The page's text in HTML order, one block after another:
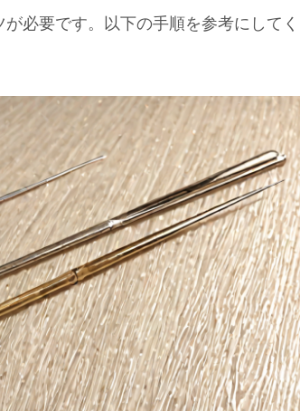
必要です。以下の手順を参考にしてく